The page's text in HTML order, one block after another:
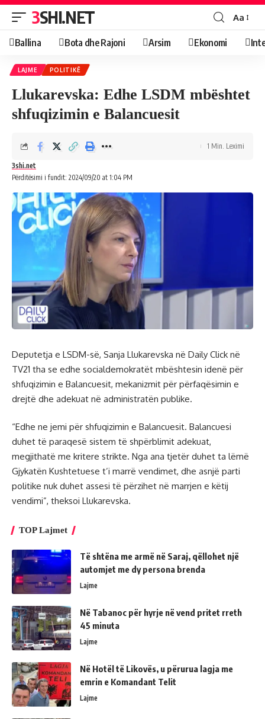
3SHI.NET Aa
Ballina Bota dhe Rajoni Arsim Ekonomi
LAJME POLITIKË
Llukarevska: Edhe LSDM mbështet
shfuqizimin e Balancuesit
Përditësimi i fundit: 2024/09/20 at 1:04 PM
3shi.net
1 Min. Leximi
Deputetja e LSDM-së, Sanja Llukarevska në Daily Click në
TV21 tha se edhe socialdemokratët mbështesin idenë për
shfuqizimin e Balancuesit, mekanizmit për përfaqësimin e
drejtë dhe adekuat në administratën publike.
“Edhe ne jemi për shfuqizimin e Balancuesit. Balancuesi
duhet të paraqesë sistem të shpërblimit adekuat,
megjithatë me kritere strikte. Nga ana tjetër duhet ta lëmë
Gjykatën Kushtetuese t’i marrë vendimet, dhe asnjë parti
politike nuk duhet assesi të përzihet në marrjen e këtij
vendimi”, theksoi Llukarevska.
TOP Lajmet
Të shtëna me armë në Saraj, qëllohet një
automjet me dy persona brenda
Lajme
Në Tabanoc për hyrje në vend pritet rreth
45 minuta
Lajme
Në Hotël të Likovës, u përurua lagja me
emrin e Komandant Telit
Lajme